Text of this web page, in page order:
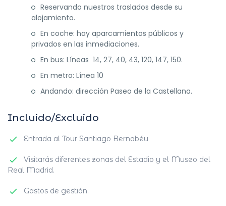
Reservando nuestros traslados desde su
alojamiento.
En coche: hay aparcamientos públicos y
privados en las inmediaciones.
En bus: Líneas 14, 27, 40, 43, 120, 147, 150.
En metro: Línea 10
Andando: dirección Paseo de la Castellana.
Incluido/Excluido
Entrada al Tour Santiago Bernabéu
Visitarás diferentes zonas del Estadio y el Museo del
Real Madrid.
Gastos de gestión.